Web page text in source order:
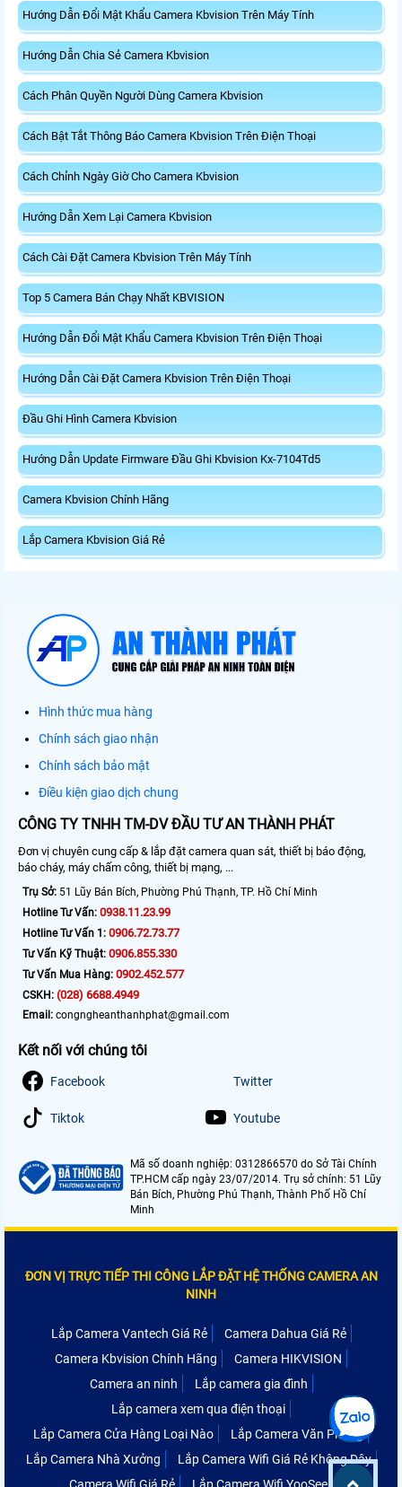
Hướng Dẫn Đổi Mật Khẩu Camera Kbvision Trên Máy Tính
Hướng Dẫn Chia Sẻ Camera Kbvision
Cách Phân Quyền Người Dùng Camera Kbvision
Cách Bật Tắt Thông Báo Camera Kbvision Trên Điện Thoại
Cách Chỉnh Ngày Giờ Cho Camera Kbvision
Hướng Dẫn Xem Lại Camera Kbvision
Cách Cài Đặt Camera Kbvision Trên Máy Tính
Top 5 Camera Bán Chạy Nhất KBVISION
Hướng Dẫn Đổi Mật Khẩu Camera Kbvision Trên Điện Thoại
Hướng Dẫn Cài Đặt Camera Kbvision Trên Điện Thoại
Đầu Ghi Hình Camera Kbvision
Hướng Dẫn Update Firmware Đầu Ghi Kbvision Kx-7104Td5
Camera Kbvision Chính Hãng
Lắp Camera Kbvision Giá Rẻ
Hình thức mua hàng
Chính sách giao nhận
Chính sách bảo mật
Điều kiện giao dịch chung
CÔNG TY TNHH TM-DV ĐẦU TƯ AN THÀNH PHÁT
Đơn vị chuyên cung cấp & lắp đặt camera quan sát, thiết bị báo động,
báo cháy, máy chấm công, thiết bị mạng, ...
Trụ Sở: 51 Lũy Bán Bích, Phường Phú Thạnh, TP. Hồ Chí Minh
Hotline Tư Vấn: 0938.11.23.99
Hotline Tư Vấn 1: 0906.72.73.77
Tư Vấn Kỹ Thuật: 0906.855.330
Tư Vấn Mua Hàng: 0902.452.577
CSKH: (028) 6688.4949
Email: congngheanthanhphat@gmail.com
Kết nối với chúng tôi
Facebook Twitter
Tiktok Youtube
Mã số doanh nghiệp: 0312866570 do Sở Tài Chính
TP.HCM cấp ngày 23/07/2014. Trụ sở chính: 51 Lũy
Bán Bích, Phường Phú Thạnh, Thành Phố Hồ Chí
Minh
ĐƠN VỊ TRỰC TIẾP THI CÔNG LẮP ĐẶT HỆ THỐNG CAMERA AN
NINH
Lắp Camera Vantech Giá Rẻ
Camera Dahua Giá Rẻ
Camera Kbvision Chính Hãng
Camera HIKVISION
Camera an ninh
Lắp camera gia đình
Lắp camera xem qua điện thoại
Lắp Camera Cửa Hàng Loại Nào
Lắp Camera Văn Phòng
Lắp Camera Nhà Xưởng
Lắp Camera Wifi Giá Rẻ Không Dây
Camera Wifi Giá Rẻ
Lắp Camera Wifi YooSee